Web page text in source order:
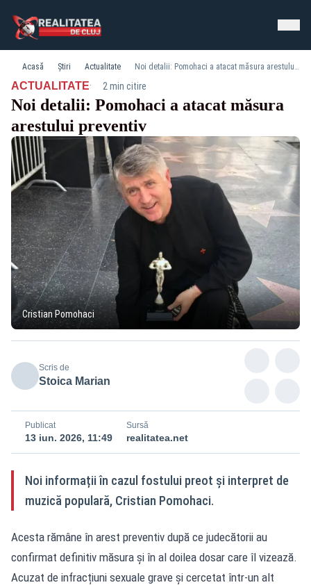
Acasă Știri Actualitate Noi detalii: Pomohaci a atacat măsura arestului preventiv
ACTUALITATE· 2 min citire
Noi detalii: Pomohaci a atacat măsura
arestului preventiv
Cristian Pomohaci
Scris de
Stoica Marian
Publicat
13 iun. 2026, 11:49
Sursă
realitatea.net
Noi informații în cazul fostului preot și interpret de
muzică populară, Cristian Pomohaci.
Acesta rămâne în arest preventiv după ce judecătorii au
confirmat definitiv măsura și în al doilea dosar care îl vizează.
Acuzat de infracțiuni sexuale grave și cercetat într-un alt